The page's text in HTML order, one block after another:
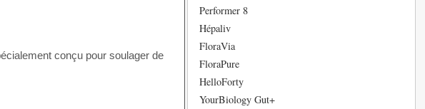
conçu pour soulager de
Performer 8
Hépaliv
FloraVia
FloraPure
HelloForty
YourBiology Gut+